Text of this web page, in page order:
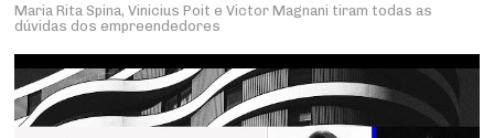
Maria Rita Spina, Vinicius Poit e Victor Magnani tiram todas as
dúvidas dos empreendedores